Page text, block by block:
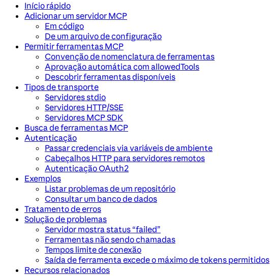
Início rápido
Adicionar um servidor MCP
Em código
De um arquivo de configuração
Permitir ferramentas MCP
Convenção de nomenclatura de ferramentas
Aprovação automática com allowedTools
Descobrir ferramentas disponíveis
Tipos de transporte
Servidores stdio
Servidores HTTP/SSE
Servidores MCP SDK
Busca de ferramentas MCP
Autenticação
Passar credenciais via variáveis de ambiente
Cabeçalhos HTTP para servidores remotos
Autenticação OAuth2
Exemplos
Listar problemas de um repositório
Consultar um banco de dados
Tratamento de erros
Solução de problemas
Servidor mostra status “failed”
Ferramentas não sendo chamadas
Tempos limite de conexão
Saída de ferramenta excede o máximo de tokens permitidos
Recursos relacionados